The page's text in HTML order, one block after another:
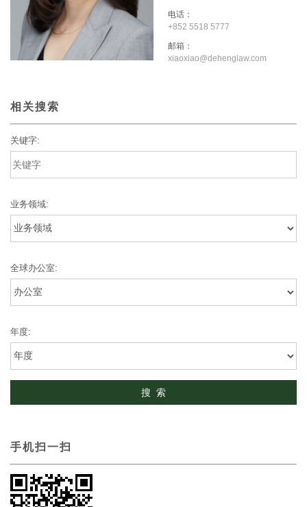
电话：
+852 5518 5777
邮箱：
xiaoxiao@dehenglaw.com
相关搜索
关键字:
业务领域:
全球办公室:
年度:
手机扫一扫